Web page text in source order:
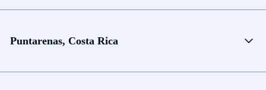
Puntarenas, Costa Rica